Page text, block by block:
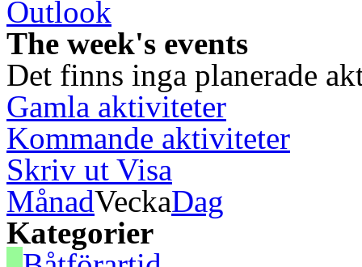
Outlook
The week's events
Det finns inga planerade
Gamla aktiviteter
Kommande aktiviteter
Skriv ut Visa
MånadVeckaDag
Kategorier